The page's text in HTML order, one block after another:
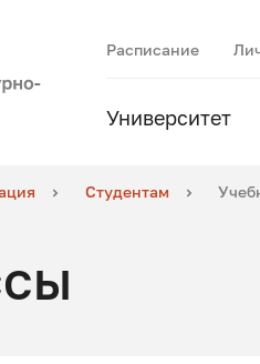
Расписание
Университет
Студентам